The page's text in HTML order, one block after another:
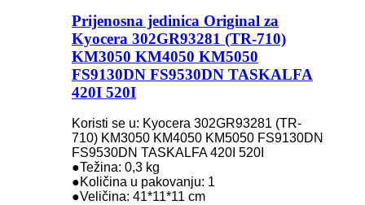
Prijenosna jedinica Original za
Kyocera 302GR93281 (TR-710)
KM3050 KM4050 KM5050
FS9130DN FS9530DN TASKALFA
420I 520I
Koristi se u: Kyocera 302GR93281 (TR-
710) KM3050 KM4050 KM5050 FS9130DN
FS9530DN TASKALFA 420I 520I
●Težina: 0,3 kg
●Količina u pakovanju: 1
●Veličina: 41*11*11 cm